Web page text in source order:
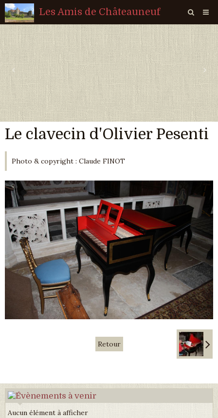
Les Amis de Châteauneuf
Page d'accueil
Livre d'or
Agenda
Quiz
Vidéos
Album
Contact
Sondages
‹ ›
Le clavecin d'Olivier Pesenti
Photo & copyright : Claude FINOT
Retour
Aucun élément à afficher